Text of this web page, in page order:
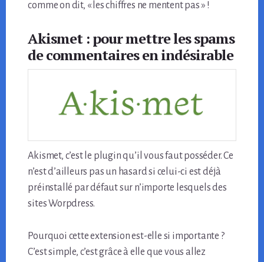
comme on dit, « les chiffres ne mentent pas » !
Akismet : pour mettre les spams
de commentaires en indésirable
Akismet, c’est le plugin qu’il vous faut posséder. Ce
n’est d’ailleurs pas un hasard si celui-ci est déjà
préinstallé par défaut sur n’importe lesquels des
sites Worpdress.
Pourquoi cette extension est-elle si importante ?
C’est simple, c’est grâce à elle que vous allez